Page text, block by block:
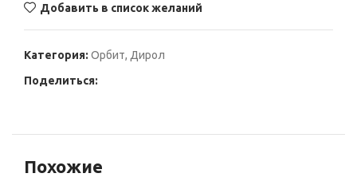
Добавить в список желаний
Категория: Орбит, Дирол
Поделиться:
Похожие